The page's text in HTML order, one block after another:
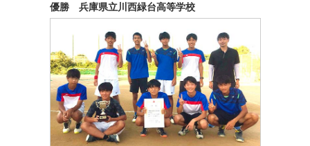
優勝 兵庫県立川西緑台高等学校